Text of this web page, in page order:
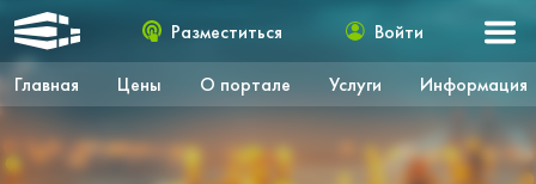
Главная Цены О портале Услуги Информация
Разместиться Войти